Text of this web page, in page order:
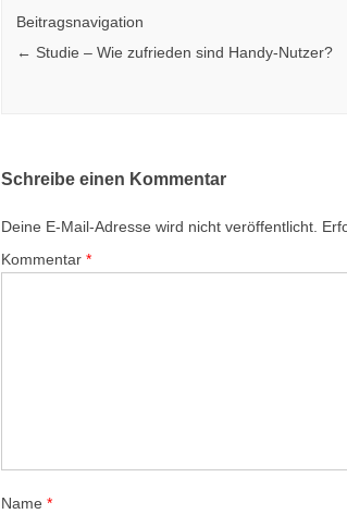
Beitragsnavigation
← Studie – Wie zufrieden sind Handy-Nutzer?
Schreibe einen Kommentar
Deine E-Mail-Adresse wird nicht veröffentlicht.
Kommentar *
Name *